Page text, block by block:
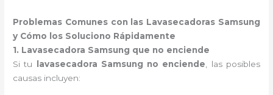
Problemas Comunes con las Lavasecadoras Samsung
y Cómo los Soluciono Rápidamente
1. Lavasecadora Samsung que no enciende
Si tu lavasecadora Samsung no enciende , las posibles
causas incluyen: